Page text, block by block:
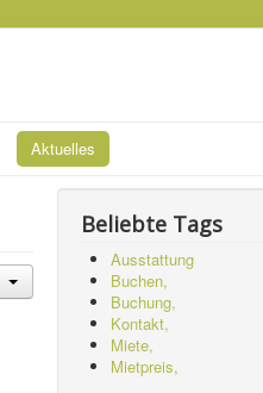
Aktuelles
Beliebte Tags
Ausstattung
Buchen,
Buchung,
Kontakt,
Miete,
Mietpreis,